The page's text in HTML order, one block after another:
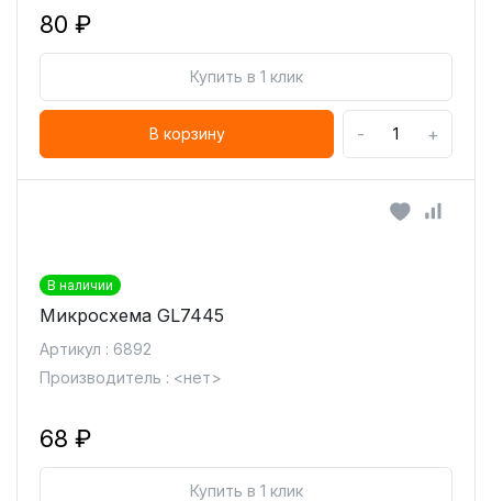
80 ₽
Купить в 1 клик
В корзину - +
В наличии
Микросхема GL7445
Артикул : 6892
Производитель : <нет>
68 ₽
Купить в 1 клик